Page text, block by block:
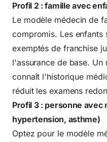
Profil 2 : famille avec
Le modèle médecin de
compromis. Les enfants
exemptés de franchise
l'assurance de base.
connaît l'historique
réduit les examens
Profil 3 : personne avec
hypertension, asthme)
Optez pour le modèle